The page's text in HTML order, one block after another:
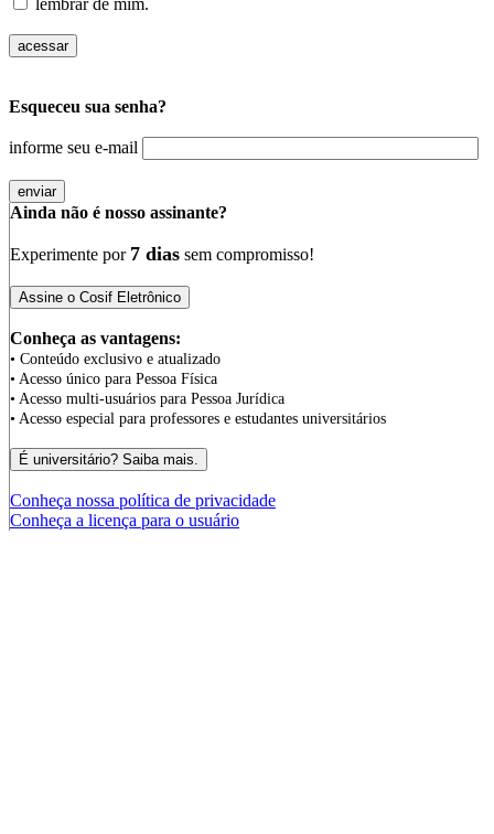
Esqueceu sua senha?
informe seu e-mail
Ainda não é nosso assinante?
Experimente por 7 dias sem compromisso!
Conheça as vantagens:
• Conteúdo exclusivo e atualizado
• Acesso único para Pessoa Física
• Acesso multi-usuários para Pessoa Jurídica
• Acesso especial para professores e estudantes universitários
Conheça nossa política de privacidade
Conheça a licença para o usuário